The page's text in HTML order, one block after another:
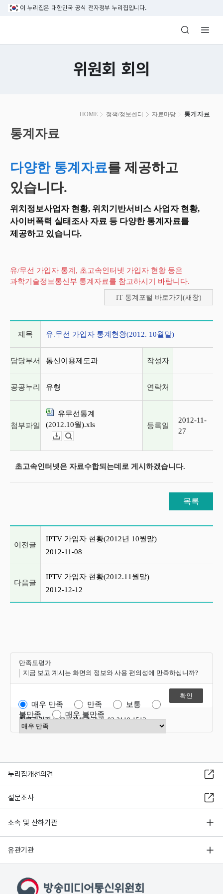
본문 바로가기
이 누리집은 대한민국 공식 전자정부 누리집입니다.
방송미디어통신위원회 Korea Media
위원회 회의
HOME 정책/정보센터 자료마당 통계자료
시
작
통계자료
다양한 통계자료를 제공하고
있습니다.
위치정보사업자 현황, 위치기반서비스 사업자 현황,
사이버폭력 실태조사 자료 등 다양한 통계자료를
제공하고 있습니다.
유/무선 가입자 통계, 초고속인터넷 가입자 현황 등은
과학기술정보통신부 통계자료를 참고하시기 바랍니다.
IT 통계포털 바로가기(새창)
제목 유.무선 가입자 통계현황(2012. 10월말)
담당부서 통신이용제도과 작성자
공공누리 유형 연락처
첨부파일
유무선통계
(2012.10월).xls
등록일
2012-11-
27
초고속인터넷은 자료수합되는데로 게시하겠습니다.
목록
이전글
IPTV 가입자 현황(2012년 10월말)
2012-11-08
다음글
IPTV 가입자 현황(2012.11월말)
2012-12-12
만족도평가
지금 보고 계시는 화면의 정보와 사용 편의성에 만족하십니까?
매우 만족 만족
보통
불만족
매우 불만족
만족도 점수 선택
항목관리자이용자정책총괄과 02-2110-1512
누리집개선의견
설문조사
소속 및 산하기관
유관기관